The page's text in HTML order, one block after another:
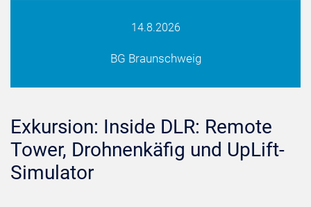
14.8.2026
BG Braunschweig
Exkursion: Inside DLR: Remote
Tower, Drohnenkäfig und UpLift-
Simulator